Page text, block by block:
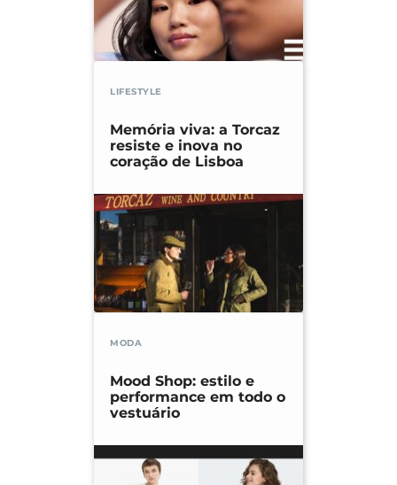
LIFESTYLE
Memória viva: a Torcaz
resiste e inova no
coração de Lisboa
MODA
Mood Shop: estilo e
performance em todo o
vestuário